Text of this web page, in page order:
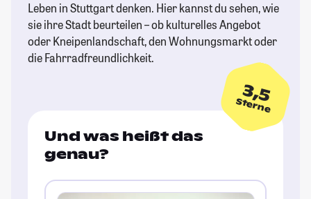
Leben in Stuttgart denken. Hier kannst du sehen, wie
sie ihre Stadt beurteilen – ob kulturelles Angebot
oder Kneipenlandschaft, den Wohnungsmarkt oder
die Fahrradfreundlichkeit.
3,5
Sterne
Und was heißt das
genau?